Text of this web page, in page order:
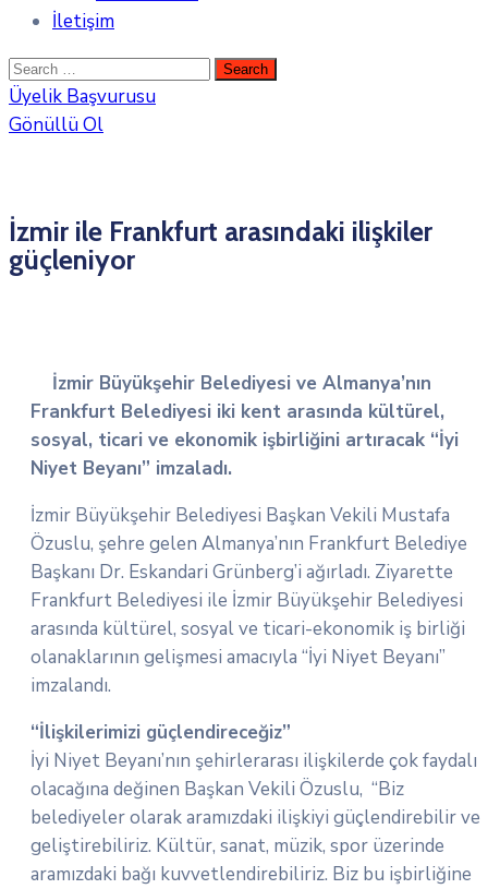
İletişim
Üyelik Başvurusu
Gönüllü Ol
İzmir ile Frankfurt arasındaki ilişkiler
güçleniyor
İzmir Büyükşehir Belediyesi ve Almanya’nın
Frankfurt Belediyesi iki kent arasında kültürel,
sosyal, ticari ve ekonomik işbirliğini artıracak “İyi
Niyet Beyanı” imzaladı.
İzmir Büyükşehir Belediyesi Başkan Vekili Mustafa
Özuslu, şehre gelen Almanya’nın Frankfurt Belediye
Başkanı Dr. Eskandari Grünberg’i ağırladı. Ziyarette
Frankfurt Belediyesi ile İzmir Büyükşehir Belediyesi
arasında kültürel, sosyal ve ticari-ekonomik iş birliği
olanaklarının gelişmesi amacıyla “İyi Niyet Beyanı”
imzalandı.
“İlişkilerimizi güçlendireceğiz”
İyi Niyet Beyanı’nın şehirlerarası ilişkilerde çok faydalı
olacağına değinen Başkan Vekili Özuslu, “Biz
belediyeler olarak aramızdaki ilişkiyi güçlendirebilir ve
geliştirebiliriz. Kültür, sanat, müzik, spor üzerinde
aramızdaki bağı kuvvetlendirebiliriz. Biz bu işbirliğine